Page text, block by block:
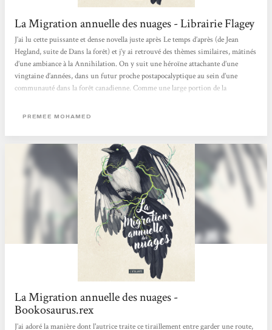
La Migration annuelle des nuages - Librairie Flagey
J’ai lu cette puissante et dense novella juste après Le temps d’après (de Jean
Hegland, suite de Dans la forêt) et j’y ai retrouvé des thèmes similaires, mâtinés
d’une ambiance à la Annihilation. On y suit une héroïne attachante d’une
vingtaine d’années, dans un futur proche postapocalyptique au sein d’une
communauté dans la forêt canadienne. Comme une large portion de la
qui influe sur les décisions de son hôte pour garantir leur survie… jusqu’au
PREMEE MOHAMED
La Migration annuelle des nuages -
Bookosaurus.rex
J’ai adoré la manière dont l'autrice traite ce tiraillement entre garder une route,